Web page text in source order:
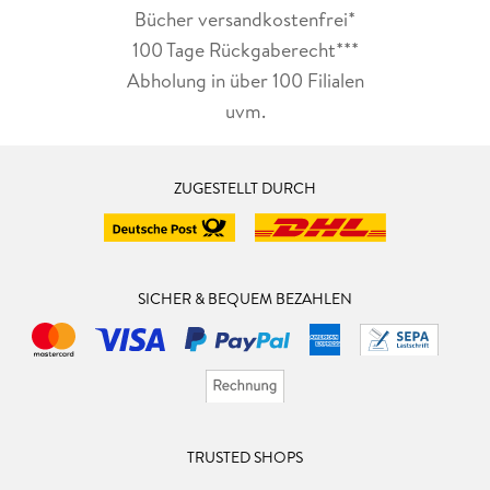
Bücher versandkostenfrei*
100 Tage Rückgaberecht***
Abholung in über 100 Filialen
uvm.
ZUGESTELLT DURCH
SICHER & BEQUEM BEZAHLEN
TRUSTED SHOPS